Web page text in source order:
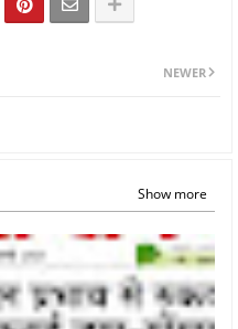
NEWER
Show more